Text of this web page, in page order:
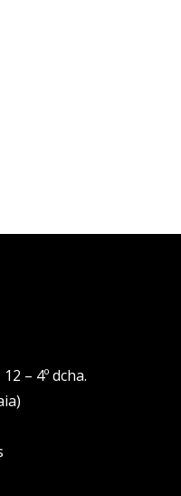
– 4º dcha.